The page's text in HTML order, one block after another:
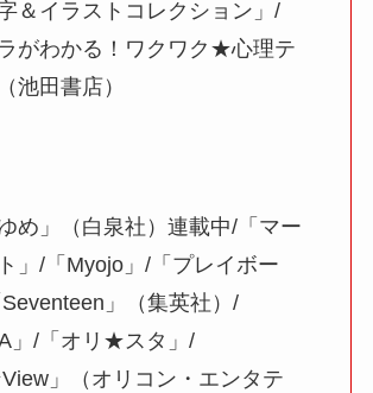
＆イラストコレクション」/
ラがわかる！ワクワク★心理テ
池田書店）
ゆめ」（白泉社）連載中/「マー
」/「Myojo」/「プレイボー
」（集英社）/
」/「オリ★スタ」/
」（オリコン・エンタテ